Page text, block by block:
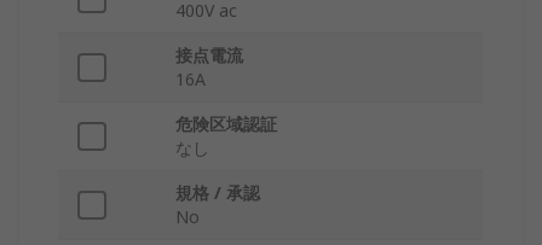
400V ac
接点電流
16A
危険区域認証
なし
規格 / 承認
No